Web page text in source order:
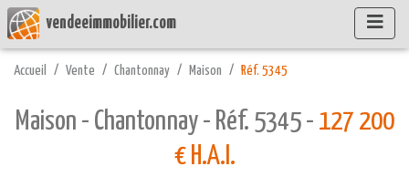
vendeeimmobilier.com
Accueil Vente Chantonnay Maison Réf. 5345
Maison - Chantonnay - Réf. 5345 - 127 200
€ H.A.I.